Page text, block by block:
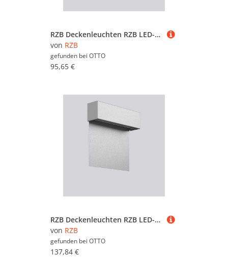
RZB Deckenleuchten RZB LED-Linienleuchte 451215.002.2
von RZB
gefunden bei OTTO
95,65 €
RZB Deckenleuchten RZB LED-Hausnummernleuchte 612380.014
von RZB
gefunden bei OTTO
137,84 €